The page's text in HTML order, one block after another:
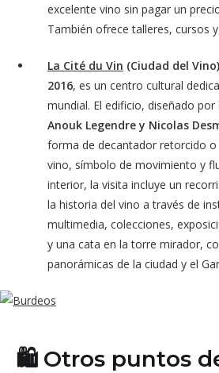
excelente vino sin pagar un
También ofrece talleres, cursos
La Cité du Vin (Ciudad del Vino)
2016, es un centro cultural
mundial. El edificio, diseñado
Anouk Legendre y Nicolas
forma de decantador retorcido
vino, símbolo de movimiento y
interior, la visita incluye un
la historia del vino a través de
multimedia, colecciones,
y una cata en la torre mirador,
panorámicas de la ciudad y el
🛍️ Otros puntos